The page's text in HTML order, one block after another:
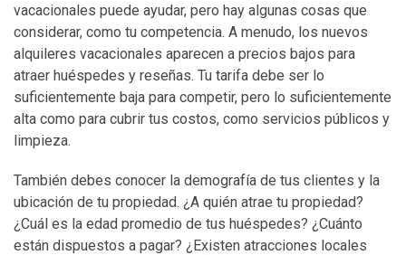
vacacionales puede ayudar, pero hay algunas cosas que
considerar, como tu competencia. A menudo, los nuevos
alquileres vacacionales aparecen a precios bajos para
atraer huéspedes y reseñas. Tu tarifa debe ser lo
suficientemente baja para competir, pero lo suficientemente
alta como para cubrir tus costos, como servicios públicos y
limpieza.
También debes conocer la demografía de tus clientes y la
ubicación de tu propiedad. ¿A quién atrae tu propiedad?
¿Cuál es la edad promedio de tus huéspedes? ¿Cuánto
están dispuestos a pagar? ¿Existen atracciones locales